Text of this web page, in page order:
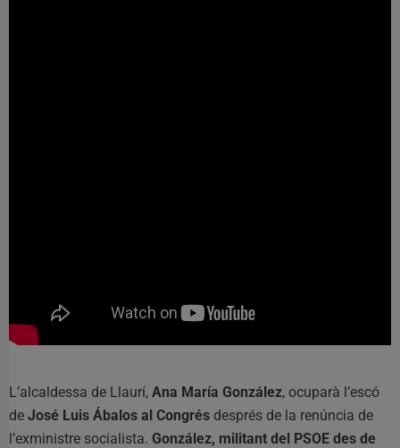
L’alcaldessa de Llaurí, Ana María González, ocuparà l’escó
de José Luis Ábalos al Congrés després de la renúncia de
l’exministre socialista. González, militant del PSOE des de